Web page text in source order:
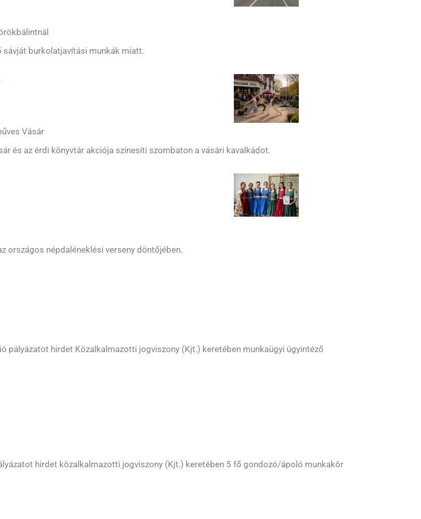
sávját burkolatjavítási munkák miatt.
Vásár
és az érdi könyvtár akciója színesíti szombaton a vásári kavalkádot.
országos népdaléneklési verseny döntőjében.
pályázatot hirdet Közalkalmazotti jogviszony (Kjt.) keretében munkaügyi ügyintéző
hirdet közalkalmazotti jogviszony (Kjt.) keretében 5 fő gondozó/ápoló munkakör